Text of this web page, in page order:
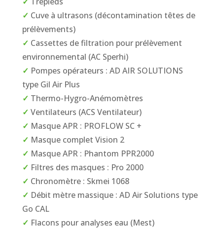
✓ Cuve à ultrasons (décontamination têtes de
prélèvements)
✓ Cassettes de filtration pour prélèvement
environnemental (AC Sperhi)
✓ Pompes opérateurs : AD AIR SOLUTIONS
type Gil Air Plus
✓ Thermo-Hygro-Anémomètres
✓ Ventilateurs (ACS Ventilateur)
✓ Masque APR : PROFLOW SC +
✓ Masque complet Vision 2
✓ Masque APR : Phantom PPR2000
✓ Filtres des masques : Pro 2000
✓ Chronomètre : Skmei 1068
✓ Débit mètre massique : AD Air Solutions type
Go CAL
✓ Flacons pour analyses eau (Mest)